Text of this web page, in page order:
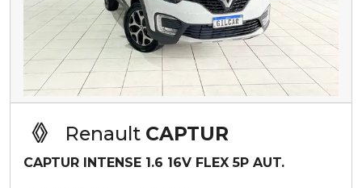
Renault CAPTUR
CAPTUR INTENSE 1.6 16V FLEX 5P AUT.